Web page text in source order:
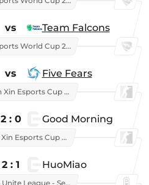
vs Team Falcons
Esports World Cup 2026
vs Five Fears
Xin Xin Esports Cup 2025
2 : 0 Good Morning
Xin Xin Esports Cup 2026
2 : 1 HuoMiao
R6 Unite League - Season 1